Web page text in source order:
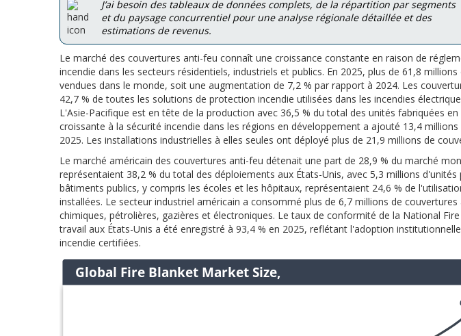
J’ai besoin des tableaux de données complets, de la répartition par segments
et du paysage concurrentiel pour une analyse régionale détaillée et des
estimations de revenus.
Le marché des couvertures anti-feu connaît une croissance constante en raison de
incendie dans les secteurs résidentiels, industriels et publics. En 2025, plus de 61,8
vendues dans le monde, soit une augmentation de 7,2 % par rapport à 2024. Les
42,7 % de toutes les solutions de protection incendie utilisées dans les incendies
L'Asie-Pacifique est en tête de la production avec 36,5 % du total des unités fabriquées
croissante à la sécurité incendie dans les régions en développement a ajouté 13,4
2025. Les installations industrielles à elles seules ont déployé plus de 21,9 millions de
Le marché américain des couvertures anti-feu détenait une part de 28,9 % du marché
représentaient 38,2 % du total des déploiements aux États-Unis, avec 5,3 millions d'unités
bâtiments publics, y compris les écoles et les hôpitaux, représentaient 24,6 % de
installées. Le secteur industriel américain a consommé plus de 6,7 millions de
chimiques, pétrolières, gazières et électroniques. Le taux de conformité de la National
travail aux États-Unis a été enregistré à 93,4 % en 2025, reflétant l'adoption
incendie certifiées.